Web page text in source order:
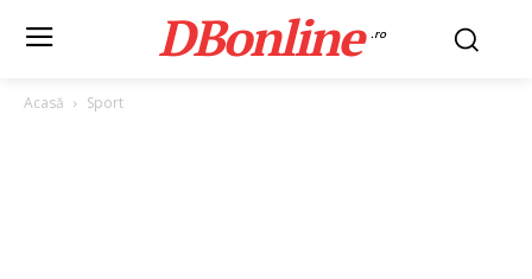
DBonline .ro
Acasă Sport